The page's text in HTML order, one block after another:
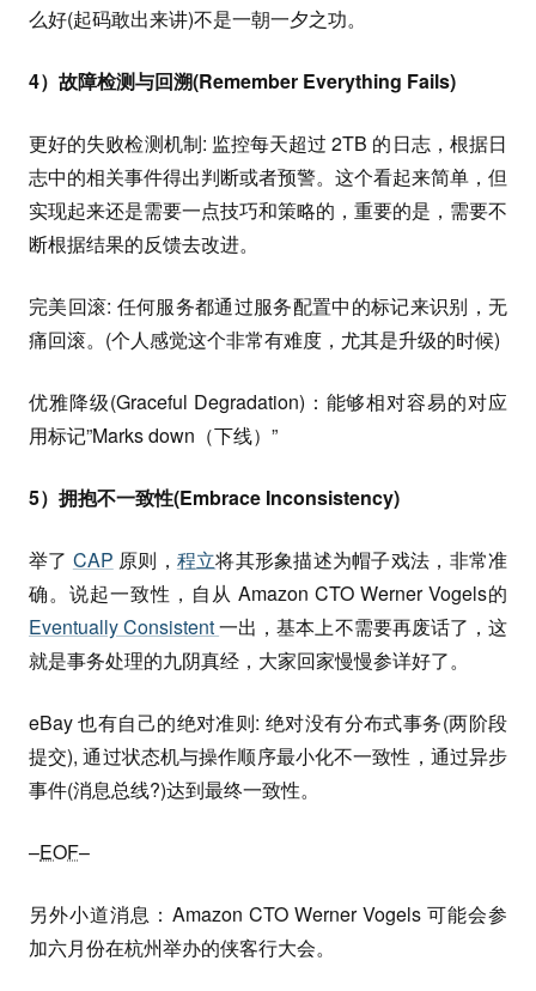
么好(起码敢出来讲)不是一朝一夕之功。
4）故障检测与回溯(Remember Everything Fails)
更好的失败检测机制: 监控每天超过 2TB 的日志，根据日
志中的相关事件得出判断或者预警。这个看起来简单，但
实现起来还是需要一点技巧和策略的，重要的是，需要不
断根据结果的反馈去改进。
完美回滚: 任何服务都通过服务配置中的标记来识别，无
痛回滚。(个人感觉这个非常有难度，尤其是升级的时候)
优雅降级(Graceful Degradation)：能够相对容易的对应
用标记”Marks down（下线）”
5）拥抱不一致性(Embrace Inconsistency)
举了 CAP 原则， 程立将其形象描述为帽子戏法，非常准
确。说起一致性，自从 Amazon CTO Werner Vogels的
Eventually Consistent一出，基本上不需要再废话了，这
就是事务处理的九阴真经，大家回家慢慢参详好了。
eBay 也有自己的绝对准则: 绝对没有分布式事务(两阶段
提交), 通过状态机与操作顺序最小化不一致性，通过异步
事件(消息总线?)达到最终一致性。
–EOF–
另外小道消息：Amazon CTO Werner Vogels 可能会参
加六月份在杭州举办的侠客行大会。